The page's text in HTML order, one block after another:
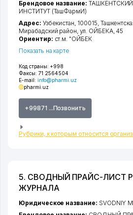
Код страны: +998
Факсы: 71 2564504
E-mail: info@pharmi.uz
pharmi.uz
+99871 ...Позвонить
Рубрики, к которым относится
Брендовое название:
ИНСТИТУТ (ТашФармИ)
Адрес: Узбекистан, 100015,
Мирабадский район ,ул. ОЙБЕКА, 45
Ориентир: ст.м. "ОЙБЕК
Показать на карте
5. СВОДНЫЙ ПРАЙС-ЛИСТ
ЖУРНАЛА
Юридическое название: SVODNIY